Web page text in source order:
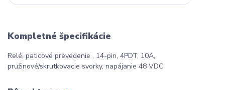
Kompletné špecifikácie
Relé, paticové prevedenie , 14-pin, 4PDT, 10A,
pružinové/skrutkovacie svorky, napájanie 48 VDC